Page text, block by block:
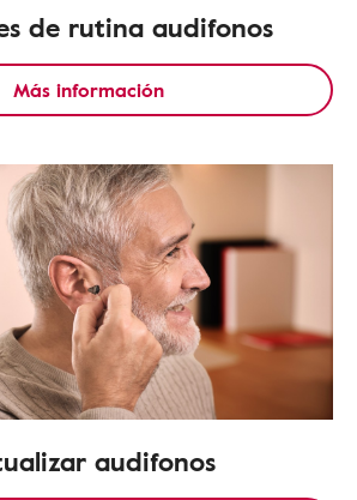
de rutina audifonos
Más información
audifonos